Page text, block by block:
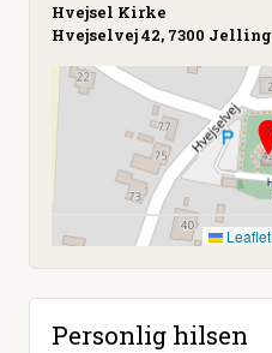
Hvejsel Kirke
Hvejselvej 42, 7300 Jelling
Leaflet
Personlig hilsen